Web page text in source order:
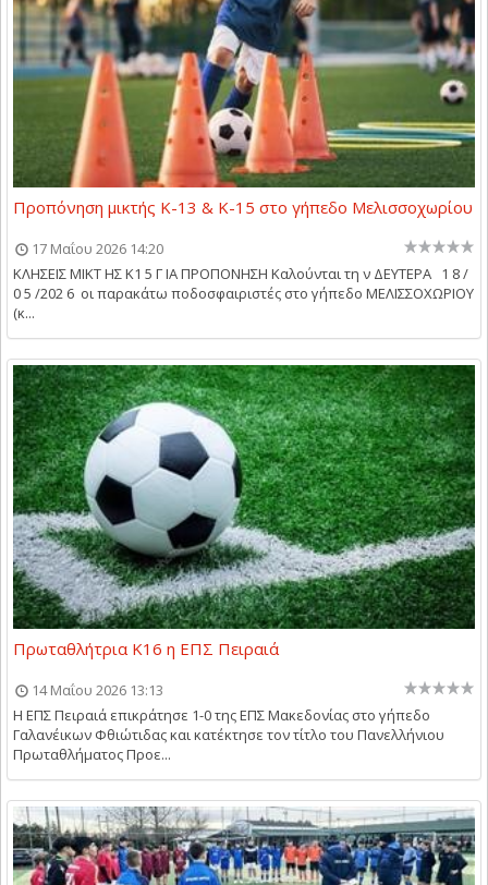
Προπόνηση μικτής Κ-13 & Κ-15 στο γήπεδο Μελισσοχωρίου
17 Μαΐου 2026 14:20
ΚΛΗΣΕΙΣ ΜΙΚΤ ΗΣ Κ1 5 Γ ΙΑ ΠΡΟΠΟΝΗΣΗ Καλούνται τη ν ΔΕΥΤΕΡΑ 1 8 /
0 5 /202 6 οι παρακάτω ποδοσφαιριστές στο γήπεδο ΜΕΛΙΣΣΟΧΩΡΙΟΥ
(κ...
Πρωταθλήτρια Κ16 η ΕΠΣ Πειραιά
14 Μαΐου 2026 13:13
Η ΕΠΣ Πειραιά επικράτησε 1-0 της ΕΠΣ Μακεδονίας στο γήπεδο
Γαλανέικων Φθιώτιδας και κατέκτησε τον τίτλο του Πανελλήνιου
Πρωταθλήματος Προε...